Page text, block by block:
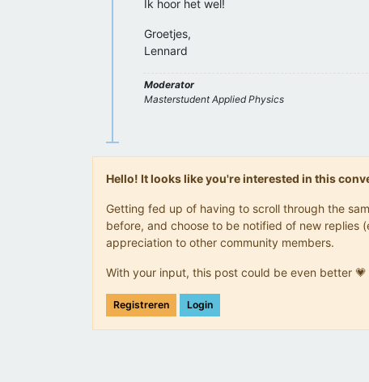
Ik hoor het wel!
Groetjes,
Lennard
Moderator
Masterstudent Applied Physics
Hello! It looks like you're interested in this
Getting fed up of having to scroll through the
before, and choose to be notified of new replies
appreciation to other community members.
With your input, this post could be even better 💗
Registreren Login